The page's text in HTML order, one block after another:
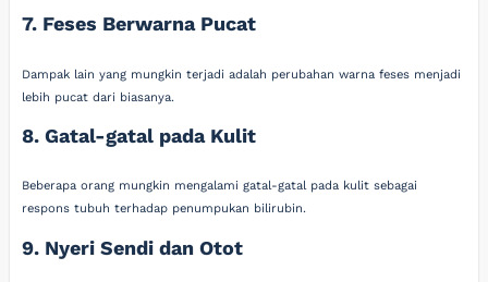
7. Feses Berwarna Pucat
Dampak lain yang mungkin terjadi adalah perubahan warna feses menjadi
lebih pucat dari biasanya.
8. Gatal-gatal pada Kulit
Beberapa orang mungkin mengalami gatal-gatal pada kulit sebagai
respons tubuh terhadap penumpukan bilirubin.
9. Nyeri Sendi dan Otot